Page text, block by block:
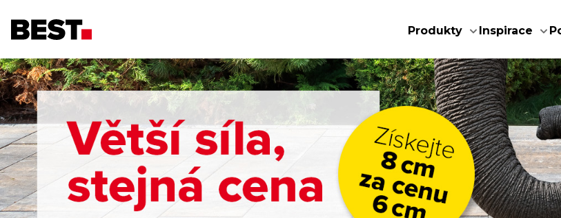
Produkty Inspirace